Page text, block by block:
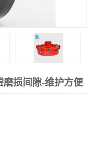
磨损间隙-维护方便
轴器
端配件